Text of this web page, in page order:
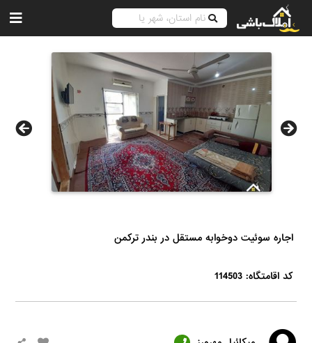
اجاره سوئیت دوخوابه مستقل در بندر ترکمن
کد اقامتگاه: 114503